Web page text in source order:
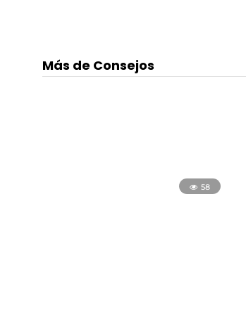
Más de Consejos